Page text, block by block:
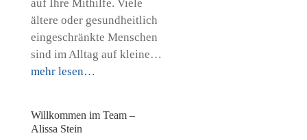
auf Ihre Mithilfe. Viele
ältere oder gesundheitlich
eingeschränkte Menschen
sind im Alltag auf kleine…
mehr lesen…
Willkommen im Team –
Alissa Stein